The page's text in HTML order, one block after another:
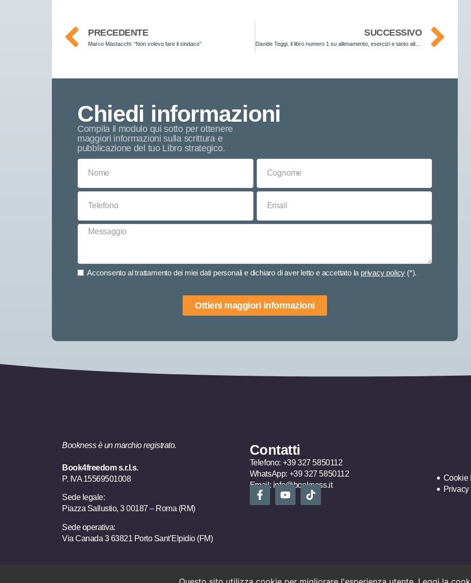
PRECEDENTE
Marco Mastacchi: “Non volevo fare il sindaco”
SUCCESSIVO
Davide Teggi, il libro numero 1 su allenamento, esercizi e tanto altro con l’osteoporosi
Chiedi informazioni
Compila il modulo qui sotto per ottenere
maggiori informazioni sulla scrittura e
pubblicazione del tuo Libro strategico.
Acconsento al trattamento dei miei dati personali e dichiaro di aver letto e accettato la privacy policy (*).
Ottieni maggiori informazioni
Bookness è un marchio registrato.
Book4freedom s.r.l.s.
P. IVA ​15569501008
Sede legale:
Piazza Sallustio, 3 00187 – Roma (RM)
Sede operativa:
Via Canada 3 63821 Porto Sant’Elpidio (FM)
Contatti
Telefono: +39 327 5850112
WhatsApp: +39 327 5850112
Email: info@bookness.it
Cookie